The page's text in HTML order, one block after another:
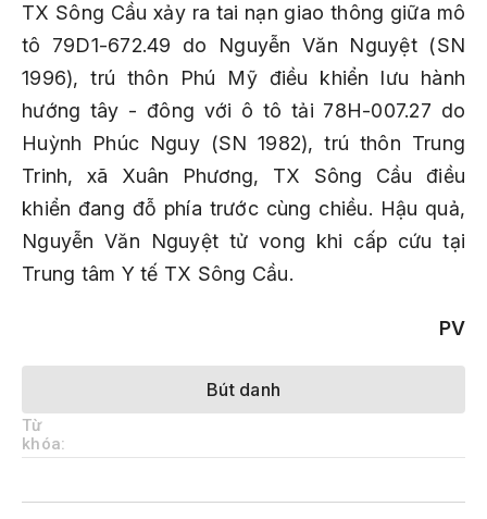
TX Sông Cầu xảy ra tai nạn giao thông giữa mô
tô 79D1-672.49 do Nguyễn Văn Nguyệt (SN
1996), trú thôn Phú Mỹ điều khiển lưu hành
hướng tây - đông với ô tô tải 78H-007.27 do
Huỳnh Phúc Nguy (SN 1982), trú thôn Trung
Trinh, xã Xuân Phương, TX Sông Cầu điều
khiển đang đỗ phía trước cùng chiều. Hậu quả,
Nguyễn Văn Nguyệt tử vong khi cấp cứu tại
Trung tâm Y tế TX Sông Cầu.
PV
Bút danh
Từ
khóa: